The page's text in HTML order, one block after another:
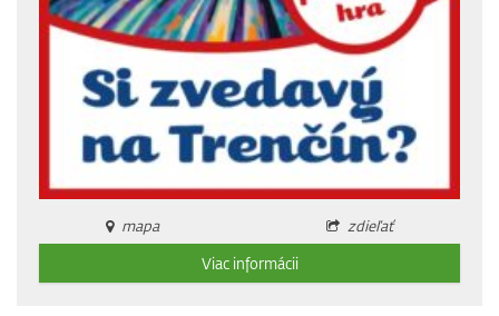
mapa
zdieľať
Viac informácii